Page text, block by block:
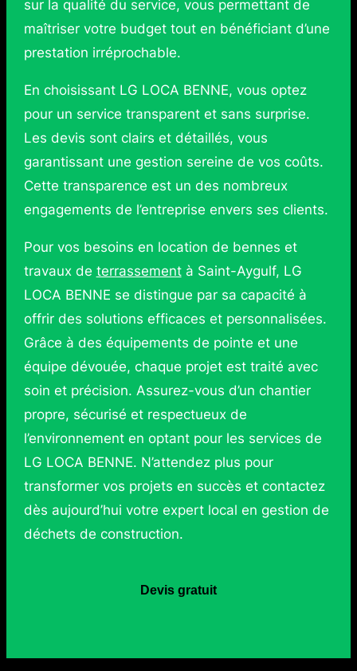
sur la qualité du service, vous permettant de
maîtriser votre budget tout en bénéficiant d’une
prestation irréprochable.
En choisissant LG LOCA BENNE, vous optez
pour un service transparent et sans surprise.
Les devis sont clairs et détaillés, vous
garantissant une gestion sereine de vos coûts.
Cette transparence est un des nombreux
engagements de l’entreprise envers ses clients.
Pour vos besoins en location de bennes et
travaux de terrassementà Saint-Aygulf, LG
LOCA BENNE se distingue par sa capacité à
offrir des solutions efficaces et personnalisées.
Grâce à des équipements de pointe et une
équipe dévouée, chaque projet est traité avec
soin et précision. Assurez-vous d’un chantier
propre, sécurisé et respectueux de
l’environnement en optant pour les services de
LG LOCA BENNE. N’attendez plus pour
transformer vos projets en succès et contactez
dès aujourd’hui votre expert local en gestion de
déchets de construction.
Devis gratuit